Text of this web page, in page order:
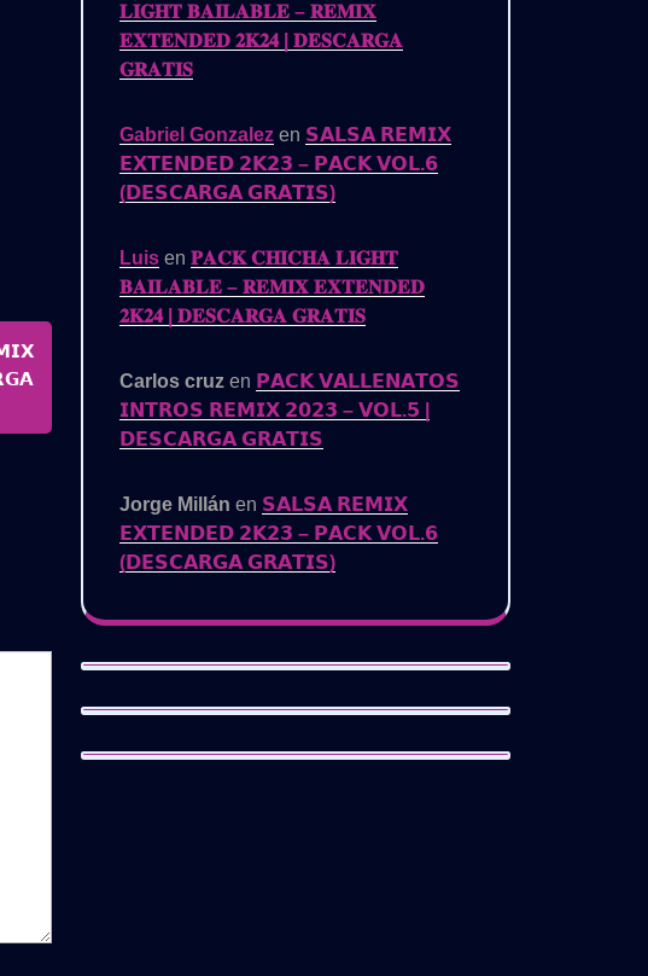
𝐋𝐈𝐆𝐇𝐓 𝐁𝐀𝐈𝐋𝐀𝐁𝐋𝐄 – 𝐑𝐄𝐌𝐈𝐗
𝐄𝐗𝐓𝐄𝐍𝐃𝐄𝐃 𝟐𝐊𝟐𝟒 | 𝐃𝐄𝐒𝐂𝐀𝐑𝐆𝐀
𝐆𝐑𝐀𝐓𝐈𝐒
Gabriel Gonzalez en 𝗦𝗔𝗟𝗦𝗔 𝗥𝗘𝗠𝗜𝗫
𝗘𝗫𝗧𝗘𝗡𝗗𝗘𝗗 𝟮𝗞𝟮𝟯 – 𝗣𝗔𝗖𝗞 𝗩𝗢𝗟.𝟲
(𝗗𝗘𝗦𝗖𝗔𝗥𝗚𝗔 𝗚𝗥𝗔𝗧𝗜𝗦)
Luis en 𝐏𝐀𝐂𝐊 𝐂𝐇𝐈𝐂𝐇𝐀 𝐋𝐈𝐆𝐇𝐓
𝐁𝐀𝐈𝐋𝐀𝐁𝐋𝐄 – 𝐑𝐄𝐌𝐈𝐗 𝐄𝐗𝐓𝐄𝐍𝐃𝐄𝐃
𝟐𝐊𝟐𝟒 | 𝐃𝐄𝐒𝐂𝐀𝐑𝐆𝐀 𝐆𝐑𝐀𝐓𝐈𝐒
Carlos cruz en 𝗣𝗔𝗖𝗞 𝗩𝗔𝗟𝗟𝗘𝗡𝗔𝗧𝗢𝗦
𝗜𝗡𝗧𝗥𝗢𝗦 𝗥𝗘𝗠𝗜𝗫 𝟮𝟬𝟮𝟯 – 𝗩𝗢𝗟.𝟱 |
𝗗𝗘𝗦𝗖𝗔𝗥𝗚𝗔 𝗚𝗥𝗔𝗧𝗜𝗦
Jorge Millán en 𝗦𝗔𝗟𝗦𝗔 𝗥𝗘𝗠𝗜𝗫
𝗘𝗫𝗧𝗘𝗡𝗗𝗘𝗗 𝟮𝗞𝟮𝟯 – 𝗣𝗔𝗖𝗞 𝗩𝗢𝗟.𝟲
(𝗗𝗘𝗦𝗖𝗔𝗥𝗚𝗔 𝗚𝗥𝗔𝗧𝗜𝗦)